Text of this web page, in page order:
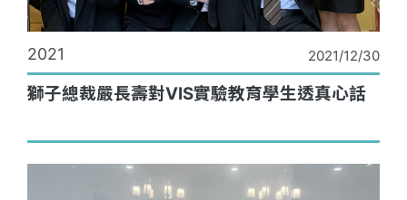
2021 2021/12/30
獅子總裁嚴長壽對VIS實驗教育學生透真心話